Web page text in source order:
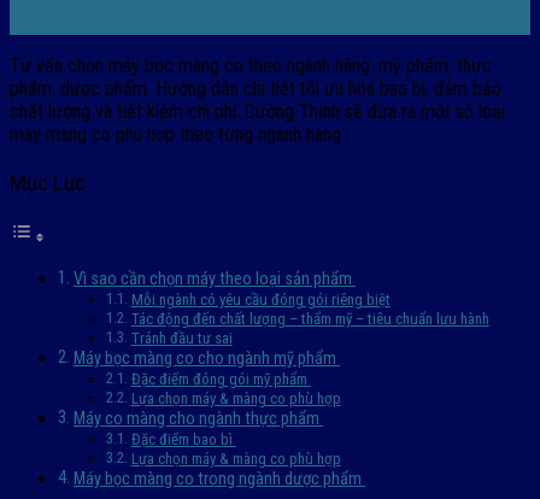
Tư vấn chọn máy bọc màng co theo ngành hàng: mỹ phẩm, thực
phẩm, dược phẩm. Hướng dẫn chi tiết tối ưu hóa bao bì, đảm bảo
chất lượng và tiết kiệm chi phí. Cường Thịnh sẽ đưa ra một số loại
máy màng co phù hợp theo từng ngành hàng
Mục Lục
Vì sao cần chọn máy theo loại sản phẩm
Mỗi ngành có yêu cầu đóng gói riêng biệt
Tác động đến chất lượng – thẩm mỹ – tiêu chuẩn lưu hành
Tránh đầu tư sai
Máy bọc màng co cho ngành mỹ phẩm
Đặc điểm đóng gói mỹ phẩm
Lựa chọn máy & màng co phù hợp
Máy co màng cho ngành thực phẩm
Đặc điểm bao bì
Lựa chọn máy & màng co phù hợp
Máy bọc màng co trong ngành dược phẩm